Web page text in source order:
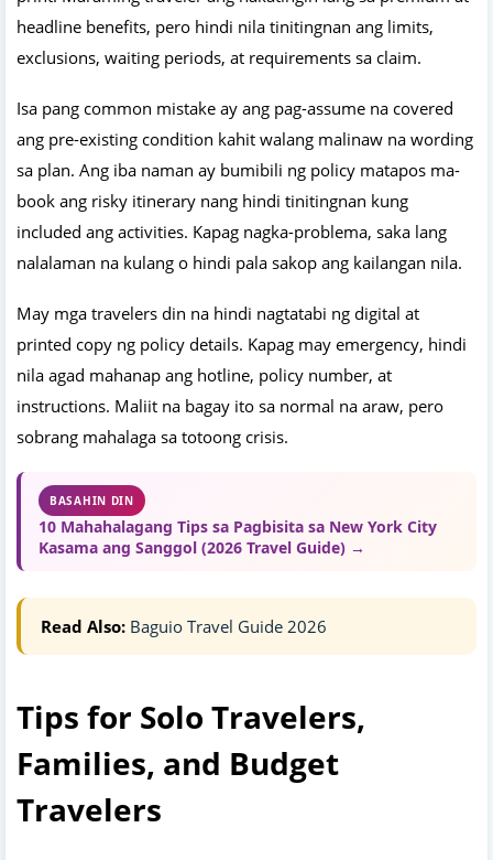
headline benefits, pero hindi nila tinitingnan ang limits,
exclusions, waiting periods, at requirements sa claim.
Isa pang common mistake ay ang pag-assume na covered
ang pre-existing condition kahit walang malinaw na wording
sa plan. Ang iba naman ay bumibili ng policy matapos ma-
book ang risky itinerary nang hindi tinitingnan kung
included ang activities. Kapag nagka-problema, saka lang
nalalaman na kulang o hindi pala sakop ang kailangan nila.
May mga travelers din na hindi nagtatabi ng digital at
printed copy ng policy details. Kapag may emergency, hindi
nila agad mahanap ang hotline, policy number, at
instructions. Maliit na bagay ito sa normal na araw, pero
sobrang mahalaga sa totoong crisis.
BASAHIN DIN
10 Mahahalagang Tips sa Pagbisita sa New York City
Kasama ang Sanggol (2026 Travel Guide) →
Read Also: Baguio Travel Guide 2026
Tips for Solo Travelers,
Families, and Budget
Travelers